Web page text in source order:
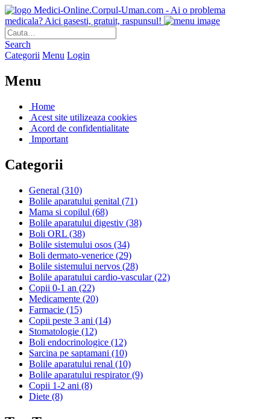
Medici-Online.Corpul-Uman.com - Ai o problema
medicala? Aici gasesti, gratuit, raspunsul!
Search
Categorii Menu Login
Menu
Home
Acest site utilizeaza cookies
Acord de confidentialitate
Important
Categorii
General (310)
Bolile aparatului genital (71)
Mama si copilul (68)
Bolile aparatului digestiv (38)
Boli ORL (38)
Bolile sistemului osos (34)
Boli dermato-venerice (29)
Bolile sistemului nervos (28)
Bolile aparatului cardio-vascular(22)
Copii 0-1 an (22)
Medicamente (20)
Farmacie (15)
Copii peste 3 ani (14)
Stomatologie (12)
Boli endocrinologice (12)
Sarcina pe saptamani (10)
Bolile aparatului renal (10)
Bolile aparatului respirator(9)
Copii 1-2 ani (8)
Diete (8)